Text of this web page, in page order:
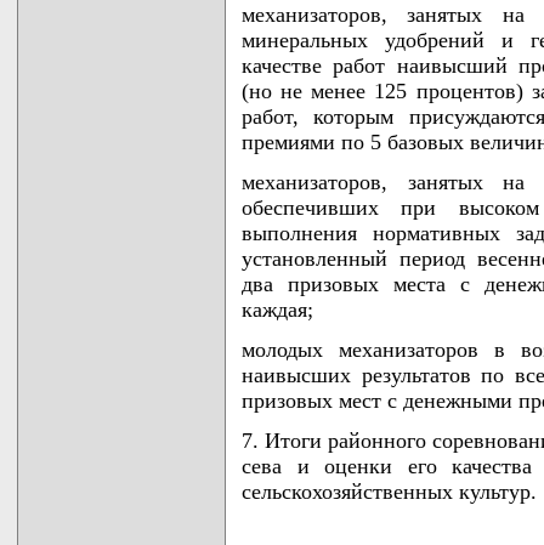
механизаторов, занятых
минеральных удобрений и
качестве работ наивысший
(но не менее 125 процентов)
работ, которым
премиями по 5 базовых
механизаторов, занятых
обеспечивших при
выполнения нормативных
установленный период
два призовых места с
каждая;
молодых механизаторов в
наивысших результатов по
призовых мест с денежными
7. Итоги районного
сева и оценки его
сельскохозяйственных культур.